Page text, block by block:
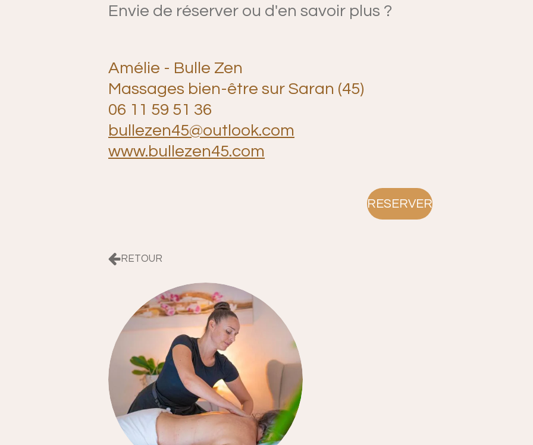
Envie de réserver ou d'en savoir plus ?
Amélie - Bulle Zen
Massages bien-être sur Saran (45)
06 11 59 51 36
bullezen45@outlook.com
www.bullezen45.com
RESERVER
RETOUR